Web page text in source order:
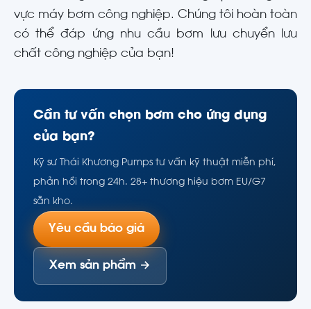
vực máy bơm công nghiệp. Chúng tôi hoàn toàn
có thể đáp ứng nhu cầu bơm lưu chuyển lưu
chất công nghiệp của bạn!
Cần tư vấn chọn bơm cho ứng dụng
của bạn?
Kỹ sư Thái Khương Pumps tư vấn kỹ thuật miễn phí,
phản hồi trong 24h. 28+ thương hiệu bơm EU/G7
sẵn kho.
Yêu cầu báo giá
Xem sản phẩm →